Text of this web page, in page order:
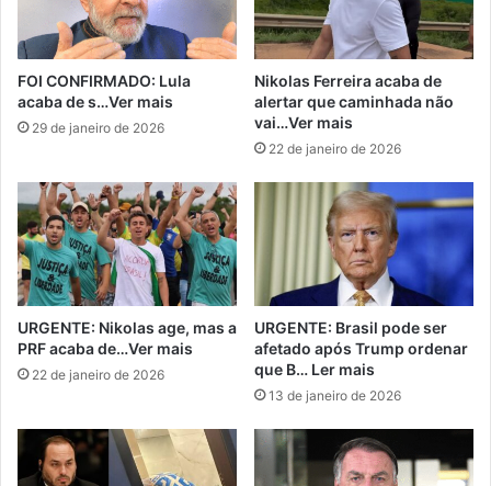
FOI CONFIRMADO: Lula
acaba de s…Ver mais
29 de janeiro de 2026
Nikolas Ferreira acaba de
alertar que caminhada não
vai…Ver mais
22 de janeiro de 2026
URGENTE: Nikolas age, mas a
PRF acaba de…Ver mais
22 de janeiro de 2026
URGENTE: Brasil pode ser
afetado após Trump ordenar
que B… Ler mais
13 de janeiro de 2026